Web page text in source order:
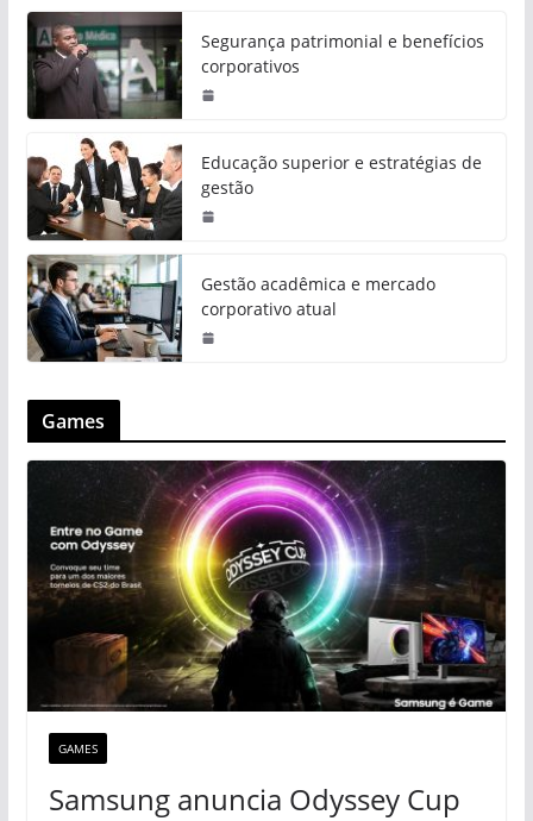
Segurança patrimonial e benefícios
corporativos
Educação superior e estratégias de
gestão
Gestão acadêmica e mercado
corporativo atual
Games
GAMES
Samsung anuncia Odyssey Cup